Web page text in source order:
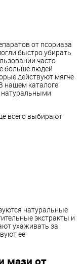
от псориаза
быстро убирать
часто
больше людей
действуют мягче
нашем каталоге
всего выбирают
натуральные
экстракты и
ухаживать за
ее